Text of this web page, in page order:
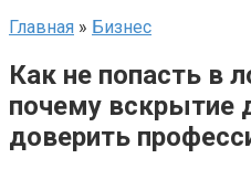
Главная » Бизнес
Как не попасть в
почему вскрытие
доверить